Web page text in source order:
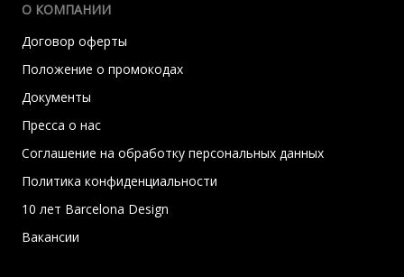
О КОМПАНИИ
Договор оферты
Положение о промокодах
Документы
Пресса о нас
Соглашение на обработку персональных данных
Политика конфиденциальности
10 лет Barcelona Design
Вакансии